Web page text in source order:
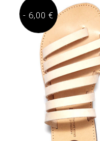
- 6,00 €